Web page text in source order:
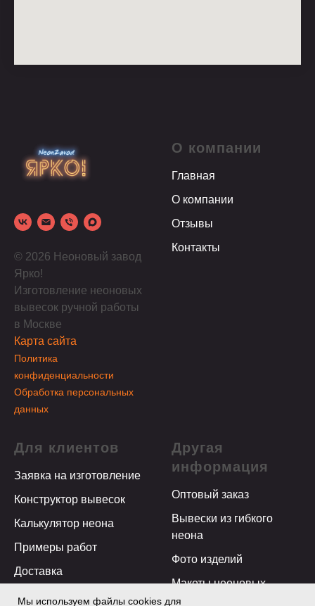
© 2026 Неоновый завод
Ярко!
Изготовление неоновых
вывесок ручной работы
в Москве
Карта сайта
Политика
конфиденциальности
Обработка персональных
данных
О компании
Главная
О компании
Отзывы
Контакты
Для клиентов
Заявка на изготовление
Конструктор вывесок
Калькулятор неона
Примеры работ
Доставка
Монтаж
Другая
информация
Оптовый заказ
Вывески из гибкого
неона
Фото изделий
Макеты неоновых
вывесок
Мы используем файлы cookies для